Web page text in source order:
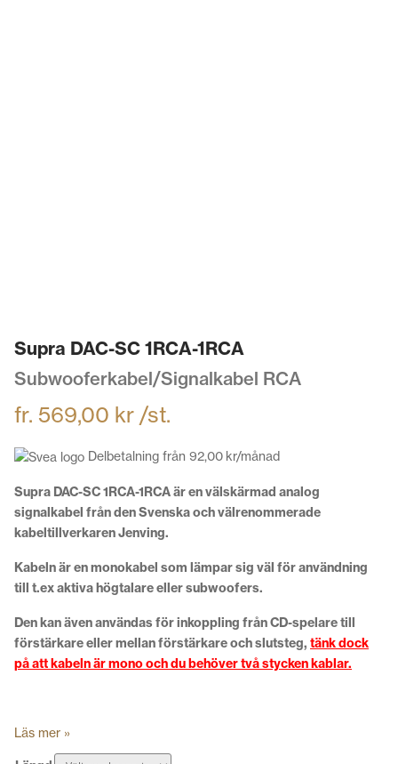
Supra DAC-SC 1RCA-1RCA
Subwooferkabel/Signalkabel RCA
fr. 569,00 kr /st.
Delbetalning från 92,00 kr/månad
Supra DAC-SC 1RCA-1RCA är en välskärmad analog
signalkabel från den Svenska och välrenommerade
kabeltillverkaren Jenving.
Kabeln är en monokabel som lämpar sig väl för användning
till t.ex aktiva högtalare eller subwoofers.
Den kan även användas för inkoppling från CD-spelare till
förstärkare eller mellan förstärkare och slutsteg, tänk dock
på att kabeln är mono och du behöver två stycken kablar.
Läs mer »